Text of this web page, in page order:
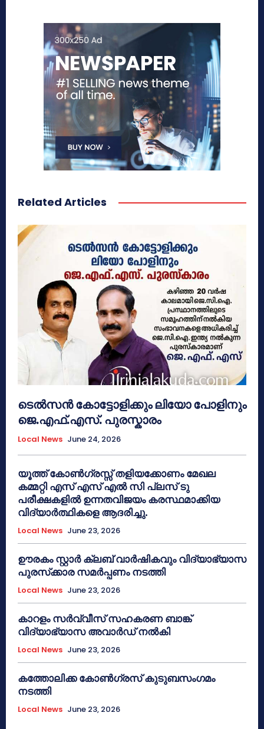
Related Articles
ടെൽസൻ കോട്ടോളിക്കും ലിയോ പോളിനും
ജെ.എഫ്.എസ്. പുരസ്കാരം
Local News June 24, 2026
യൂത്ത് കോൺഗ്രസ്സ് തളിയക്കോണം മേഖല
കമ്മറ്റി എസ് എസ് എൽ സി പ്ലസ് ടു
പരീക്ഷകളിൽ ഉന്നതവിജയം കരസ്ഥമാക്കിയ
വിദ്യാർത്ഥികളെ ആദരിച്ചു.
Local News June 23, 2026
ഊരകം സ്റ്റാർ ക്ലബ് വാർഷികവും വിദ്യാഭ്യാസ
പുരസ്‌ക്കാര സമർപ്പണം നടത്തി
Local News June 23, 2026
കാറളം സർവ്വീസ് സഹകരണ ബാങ്ക്
വിദ്യാഭ്യാസ അവാർഡ് നൽകി
Local News June 23, 2026
കത്തോലിക്ക കോൺഗ്രസ് കുടുബസംഗമം
നടത്തി
Local News June 23, 2026